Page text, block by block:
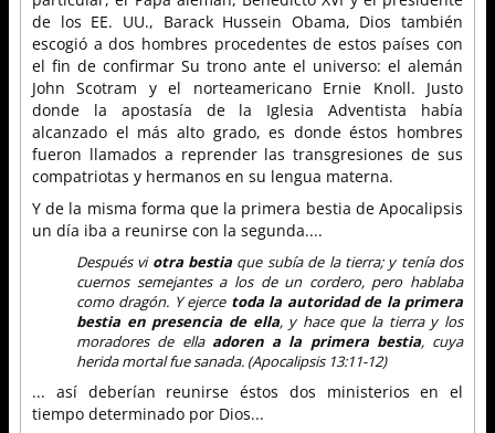
de los EE. UU., Barack Hussein Obama, Dios también
escogió a dos hombres procedentes de estos países con
el fin de confirmar Su trono ante el universo: el alemán
John Scotram y el norteamericano Ernie Knoll. Justo
donde la apostasía de la Iglesia Adventista había
alcanzado el más alto grado, es donde éstos hombres
fueron llamados a reprender las transgresiones de sus
compatriotas y hermanos en su lengua materna.
Y de la misma forma que la primera bestia de Apocalipsis
un día iba a reunirse con la segunda....
Después vi otra bestiaque subía de la tierra; y tenía dos
cuernos semejantes a los de un cordero, pero hablaba
como dragón. Y ejerce toda la autoridad de la primera
bestia en presencia de ella, y hace que la tierra y los
moradores de ella adoren a la primera bestia, cuya
herida mortal fue sanada. (Apocalipsis 13:11-12)
... así deberían reunirse éstos dos ministerios en el
tiempo determinado por Dios...